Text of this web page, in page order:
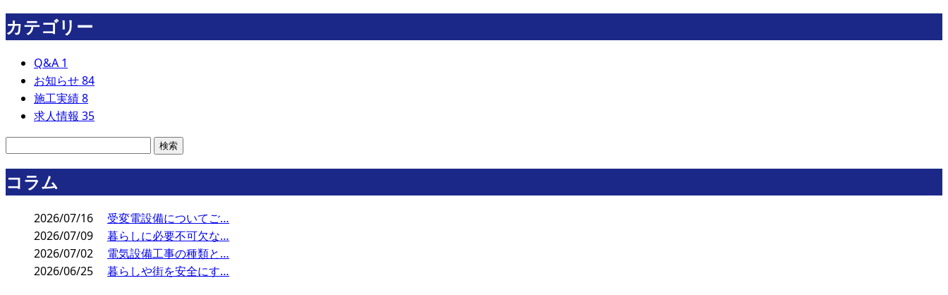
カテゴリー
Q&A 1
お知らせ84
施工実績8
求人情報 35
コラム
2026/07/16
受変電設備についてご…
2026/07/09
暮らしに必要不可欠な…
2026/07/02
電気設備工事の種類と…
2026/06/25
暮らしや街を安全にす…